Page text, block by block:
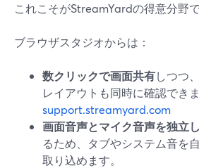
これこそがStreamYardの得意分野で
ブラウザスタジオからは：
数クリックで画面共有しつつ
レイアウトも同時に確認できま
support.streamyard.com
画面音声とマイク音声を独立
るため、タブやシステム音を
取り込めます。